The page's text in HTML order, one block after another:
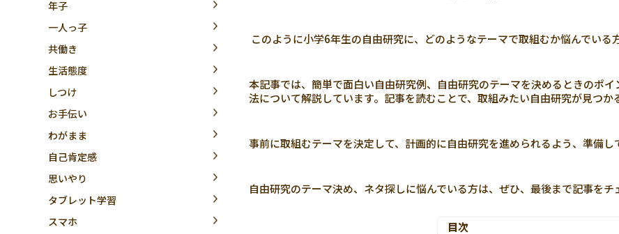
年子
一人っ子
共働き
生活態度
しつけ
お手伝い
わがまま
自己肯定感
思いやり
タブレット学習
スマホ
このように小学6年生の自由研究に、どのようなテーマで取組むか悩んでいる
本記事では、簡単で面白い自由研究例、自由研究のテーマを決めるときのポ
法について解説しています。記事を読むことで、取組みたい自由研究が見つか
事前に取組むテーマを決定して、計画的に自由研究を進められるよう、準備し
自由研究のテーマ決め、ネタ探しに悩んでいる方は、ぜひ、最後まで記事をチ
目次